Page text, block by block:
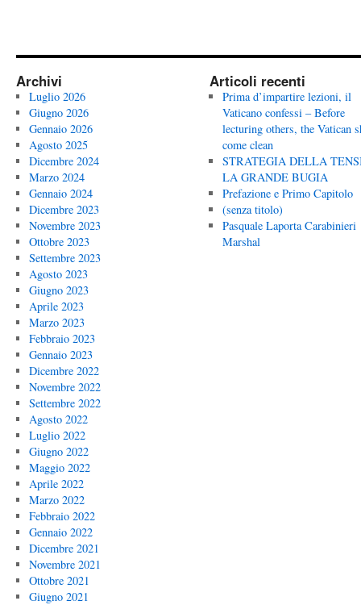
Archivi
Luglio 2026
Giugno 2026
Gennaio 2026
Agosto 2025
Dicembre 2024
Marzo 2024
Gennaio 2024
Dicembre 2023
Novembre 2023
Ottobre 2023
Settembre 2023
Agosto 2023
Giugno 2023
Aprile 2023
Marzo 2023
Febbraio 2023
Gennaio 2023
Dicembre 2022
Novembre 2022
Settembre 2022
Agosto 2022
Luglio 2022
Giugno 2022
Maggio 2022
Aprile 2022
Marzo 2022
Febbraio 2022
Gennaio 2022
Dicembre 2021
Novembre 2021
Ottobre 2021
Giugno 2021
Articoli recenti
Prima d’impartire lezioni, il
Vaticano confessi – Before
lecturing others, the Vatican
come clean
STRATEGIA DELLA
LA GRANDE BUGIA
Prefazione e Primo Capitolo
(senza titolo)
Pasquale Laporta Carabinieri
Marshal